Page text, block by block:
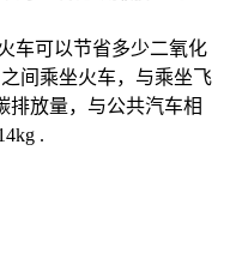
车可以节省多少二氧化
间乘坐火车，与乘坐飞
排放量，与公共汽车相
.